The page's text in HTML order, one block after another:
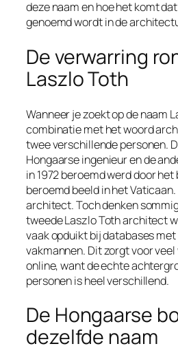
deze naam en hoe het komt
genoemd wordt in de
De verwarring
Laszlo Toth
Wanneer je zoekt op de naam
combinatie met het woord
twee verschillende personen.
Hongaarse ingenieur en de
in 1972 beroemd werd door
beroemd beeld in het
architect. Toch denken
tweede Laszlo Toth architect
vaak opduikt bij databases
vakmannen. Dit zorgt voor
online, want de echte
personen is heel verschillend.
De Hongaarse
dezelfde naam